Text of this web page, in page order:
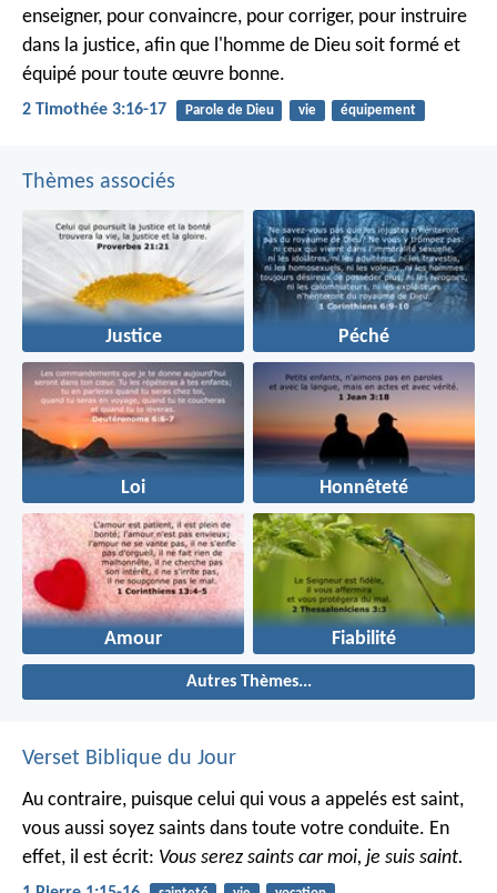
enseigner, pour convaincre, pour corriger, pour instruire
dans la justice, afin que l'homme de Dieu soit formé et
équipé pour toute œuvre bonne.
2 Timothée 3:16-17 Parole de Dieu vie équipement
Thèmes associés
Justice Péché
Loi Honnêteté
Amour Fiabilité
Autres Thèmes...
Verset Biblique du Jour
Au contraire, puisque celui qui vous a appelés est saint,
vous aussi soyez saints dans toute votre conduite. En
effet, il est écrit: Vous serez saints car moi, je suis saint.